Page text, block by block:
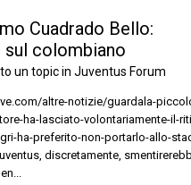
Cuadrado Bello:
sul colombiano
un topic in Juventus Forum
altre-notizie/guardala-
ha-lasciato-volontariamente-il-
ha-preferito-non-portarlo-allo-
discretamente,